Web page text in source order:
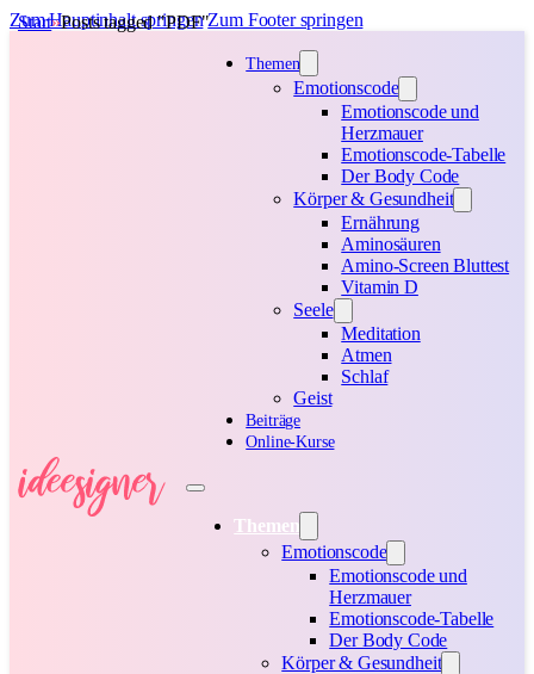
Zum Hauptinhalt springen Zum Footer springen
Themen
Emotionscode
Emotionscode und
Herzmauer
Emotionscode-Tabelle
Der Body Code
Körper & Gesundheit
Ernährung
Aminosäuren
Amino-Screen Bluttest
Vitamin D
Seele
Meditation
Atmen
Schlaf
Geist
Beiträge
Online-Kurse
Themen
Emotionscode
Emotionscode und
Herzmauer
Emotionscode-Tabelle
Der Body Code
Körper & Gesundheit
Start Posts tagged "PDF"